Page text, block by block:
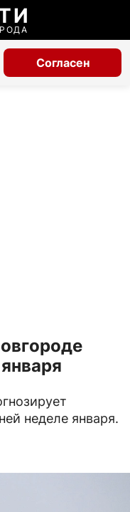
Согласен
неделе января.